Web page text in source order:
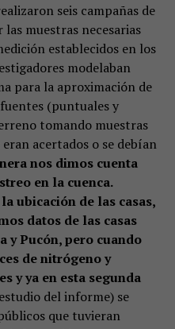
seis campañas de
muestras necesarias
establecidos en los
modelaban
para la aproximación de
(puntuales y
tomando muestras
acertados o se debían
nos dimos cuenta
en la cuenca.
ubicación de las casas,
datos de las casas
y Pucón, pero cuando
de nitrógeno y
y ya en esta segunda
del informe) se
que tuvieran